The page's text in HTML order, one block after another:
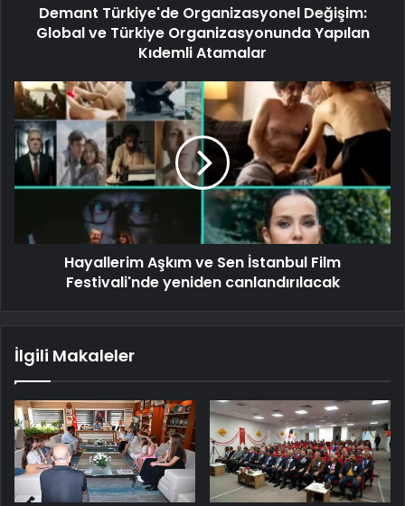
Demant Türkiye'de Organizasyonel Değişim:
Global ve Türkiye Organizasyonunda Yapılan
Kıdemli Atamalar
Hayallerim Aşkım ve Sen İstanbul Film
Festivali'nde yeniden canlandırılacak
İlgili Makaleler